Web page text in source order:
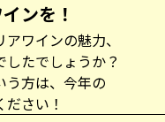
ンを！
ワインの魅力、
たでしょうか？
う方は、今年の
さい！